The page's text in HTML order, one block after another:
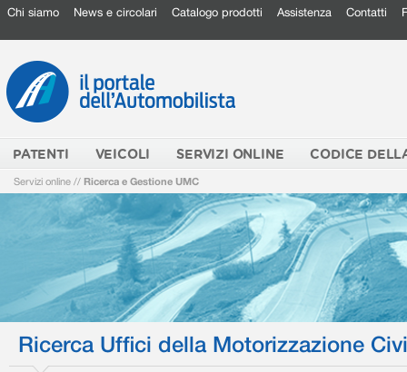
Chi siamo News e circolari Catalogo prodotti Assistenza Contatti
PATENTI VEICOLI SERVIZI ONLINE CODICE
Servizi online // Ricerca e Gestione UMC
Ricerca Uffici della Motorizzazione